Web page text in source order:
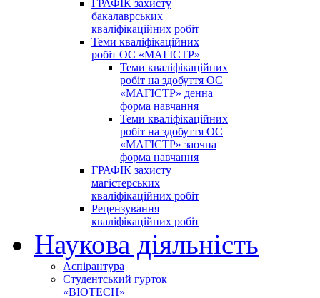
ГРАФІК захисту
бакалаврських
кваліфікаційних робіт
Теми кваліфікаційних
робіт ОС «МАГІСТР»
Теми кваліфікаційних
робіт на здобуття ОС
«МАГІСТР» денна
форма навчання
Теми кваліфікаційних
робіт на здобуття ОС
«МАГІСТР» заочна
форма навчання
ГРАФІК захисту
магістерських
кваліфікаційних робіт
Рецензування
кваліфікаційних робіт
Наукова діяльність
Аспірантура
Студентський гурток
«BIOTECH»